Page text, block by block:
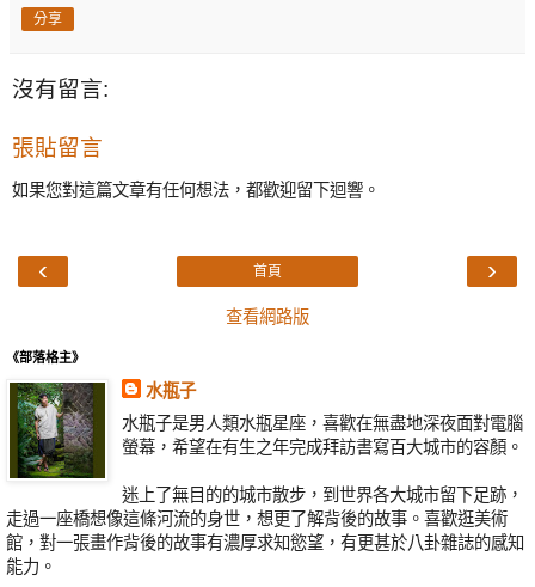
分享
沒有留言:
張貼留言
如果您對這篇文章有任何想法，都歡迎留下迴響。
‹ ›
首頁
查看網路版
《部落格主》
水瓶子
水瓶子是男人類水瓶星座，喜歡在無盡地深夜面對電腦
螢幕，希望在有生之年完成拜訪書寫百大城市的容顏。
迷上了無目的的城市散步，到世界各大城市留下足跡，
走過一座橋想像這條河流的身世，想更了解背後的故事。喜歡逛美術
館，對一張畫作背後的故事有濃厚求知慾望，有更甚於八卦雜誌的感知
能力。